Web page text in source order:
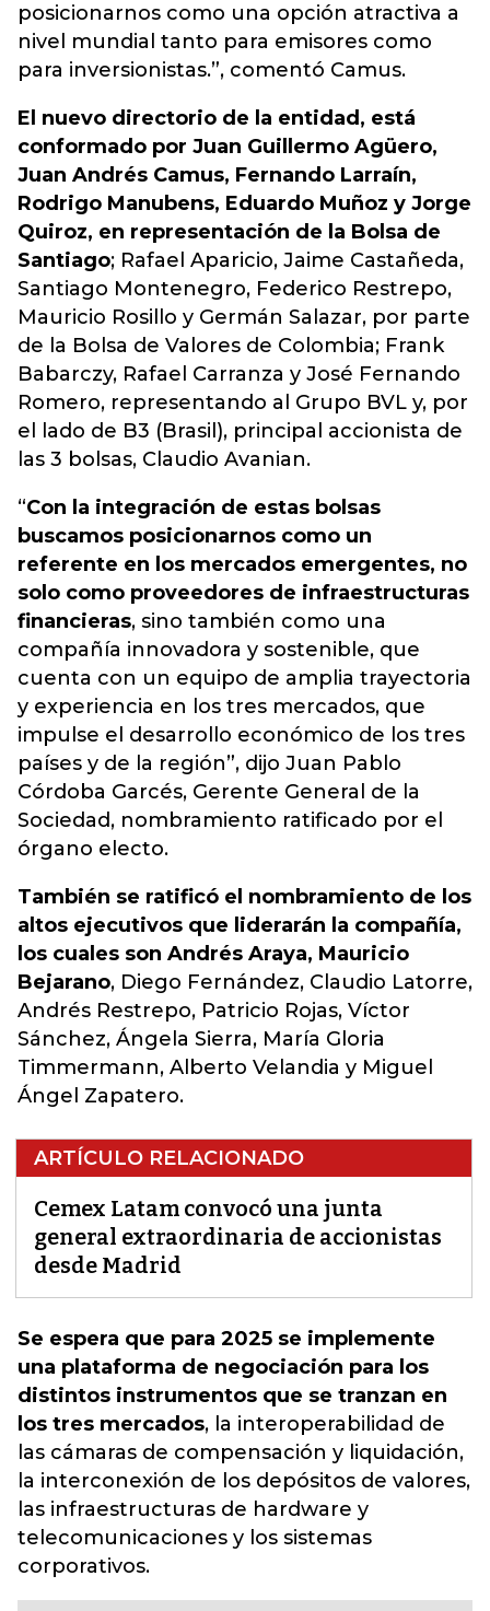
posicionarnos como una opción atractiva a
nivel mundial tanto para emisores como
para inversionistas.”, comentó Camus.
El nuevo directorio de la entidad, está
conformado por Juan Guillermo Agüero,
Juan Andrés Camus, Fernando Larraín,
Rodrigo Manubens, Eduardo Muñoz y Jorge
Quiroz, en representación de la Bolsa de
Santiago; Rafael Aparicio, Jaime Castañeda,
Santiago Montenegro, Federico Restrepo,
Mauricio Rosillo y Germán Salazar, por parte
de la Bolsa de Valores de Colombia; Frank
Babarczy, Rafael Carranza y José Fernando
Romero, representando al Grupo BVL y, por
el lado de B3 (Brasil), principal accionista de
las 3 bolsas, Claudio Avanian.
“Con la integración de estas bolsas
buscamos posicionarnos como un
referente en los mercados emergentes, no
solo como proveedores de infraestructuras
financieras, sino también como una
compañía innovadora y sostenible, que
cuenta con un equipo de amplia trayectoria
y experiencia en los tres mercados, que
impulse el desarrollo económico de los tres
países y de la región”, dijo Juan Pablo
Córdoba Garcés, Gerente General de la
Sociedad, nombramiento ratificado por el
órgano electo.
También se ratificó el nombramiento de los
altos ejecutivos que liderarán la compañía,
los cuales son Andrés Araya, Mauricio
Bejarano, Diego Fernández, Claudio Latorre,
Andrés Restrepo, Patricio Rojas, Víctor
Sánchez, Ángela Sierra, María Gloria
Timmermann, Alberto Velandia y Miguel
Ángel Zapatero.
ARTÍCULO RELACIONADO
Cemex Latam convocó una junta
general extraordinaria de accionistas
desde Madrid
Se espera que para 2025 se implemente
una plataforma de negociación para los
distintos instrumentos que se tranzan en
los tres mercados, la interoperabilidad de
las cámaras de compensación y liquidación,
la interconexión de los depósitos de valores,
las infraestructuras de hardware y
telecomunicaciones y los sistemas
corporativos.